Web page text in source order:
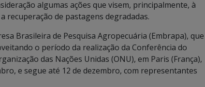
algumas ações que visem, principalmente, à
recuperação de pastagens degradadas.
Brasileira de Pesquisa Agropecuária (Embrapa), que
o período da realização da Conferência do
das Nações Unidas (ONU), em Paris (França),
e segue até 12 de dezembro, com representantes